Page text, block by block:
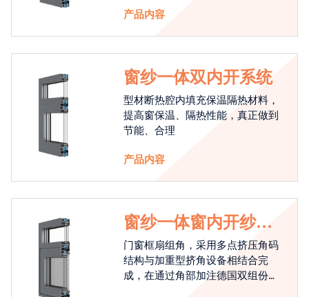
产品内容
窗纱一体双内开系统
型材断热腔内填充保温隔热材料，
提高窗保温、隔热性能，真正做到
节能、合理
产品内容
窗纱一体窗内开纱外
开系统
门窗框扇组角，采用多点挤压角码
结构与加重型挤角设备相结合完
成，在通过角部加注德国双组份胶